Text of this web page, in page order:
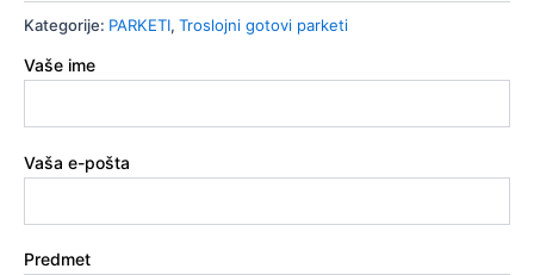
Kategorije: PARKETI, Troslojni gotovi parketi
Vaše ime
Vaša e-pošta
Predmet